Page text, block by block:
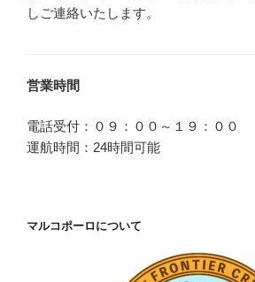
しご連絡いたします。
営業時間
電話受付：０９：００～１９：００
運航時間：24時間可能
マルコポーロについて